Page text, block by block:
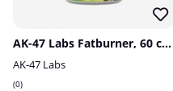
AK-47 Labs Fatburner, 60 caps
AK-47 Labs
0